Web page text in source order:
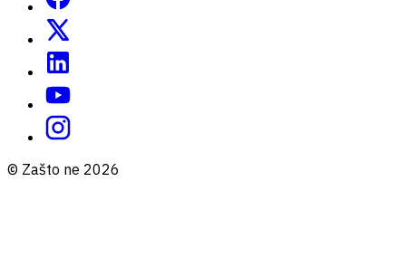
© Zašto ne 2026